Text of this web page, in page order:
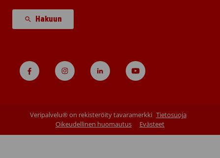
Hakuun
Veripalvelu® on rekisteröity tavaramerkki Tietosuoja
Oikeudellinen huomautus
Evästeet